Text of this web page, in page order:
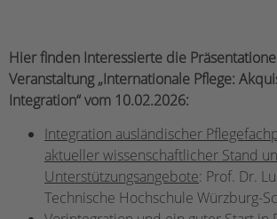
Hier finden Interessierte die
Veranstaltung „Internationale Pflege:
Integration“ vom 10.02.2026:
Integration ausländischer
aktueller wissenschaftlicher Stand
Unterstützungsangebote: Prof. Dr.
Technische Hochschule Würzburg-